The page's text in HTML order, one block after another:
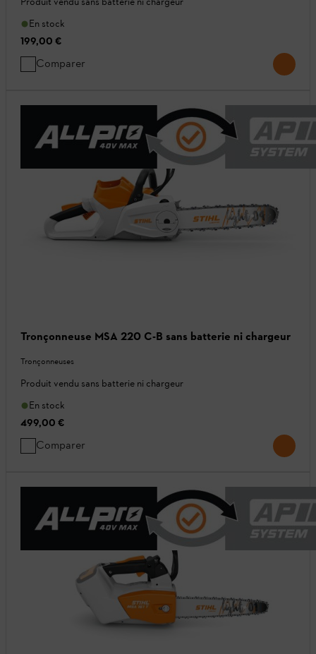
En stock
199,00 €
Comparer
Tronçonneuse MSA 220 C-B sans batterie ni chargeur
Tronçonneuses
Produit vendu sans batterie ni chargeur
En stock
499,00 €
Comparer